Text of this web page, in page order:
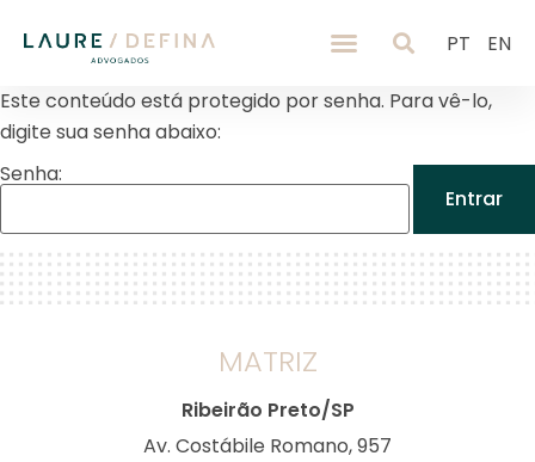
PT EN
Este conteúdo está protegido por senha. Para vê-lo,
digite sua senha abaixo:
Senha:
MATRIZ
Ribeirão Preto/SP
Av. Costábile Romano, 957